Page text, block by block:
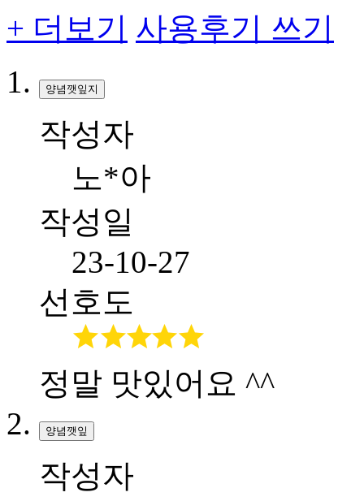
+ 더보기 사용후기 쓰기
양념깻잎지
작성자
노*아
작성일
23-10-27
선호도
정말 맛있어요 ^^
양념깻잎
작성자